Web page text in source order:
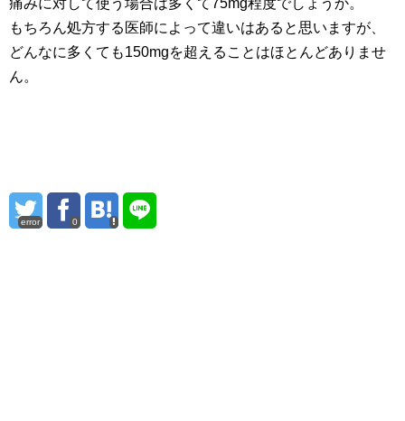
痛みに対して使う場合は多くて75mg程度でしょうか。
もちろん処方する医師によって違いはあると思いますが、
どんなに多くても150mgを超えることはほとんどありませ
ん。
error 0